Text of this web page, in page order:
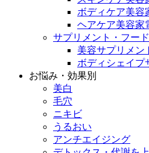
ボディケア美容
ヘアケア美容家
サプリメント・フード
美容サプリメン
ボディシェイプ
お悩み・効果別
美白
毛穴
ニキビ
うるおい
アンチエイジング